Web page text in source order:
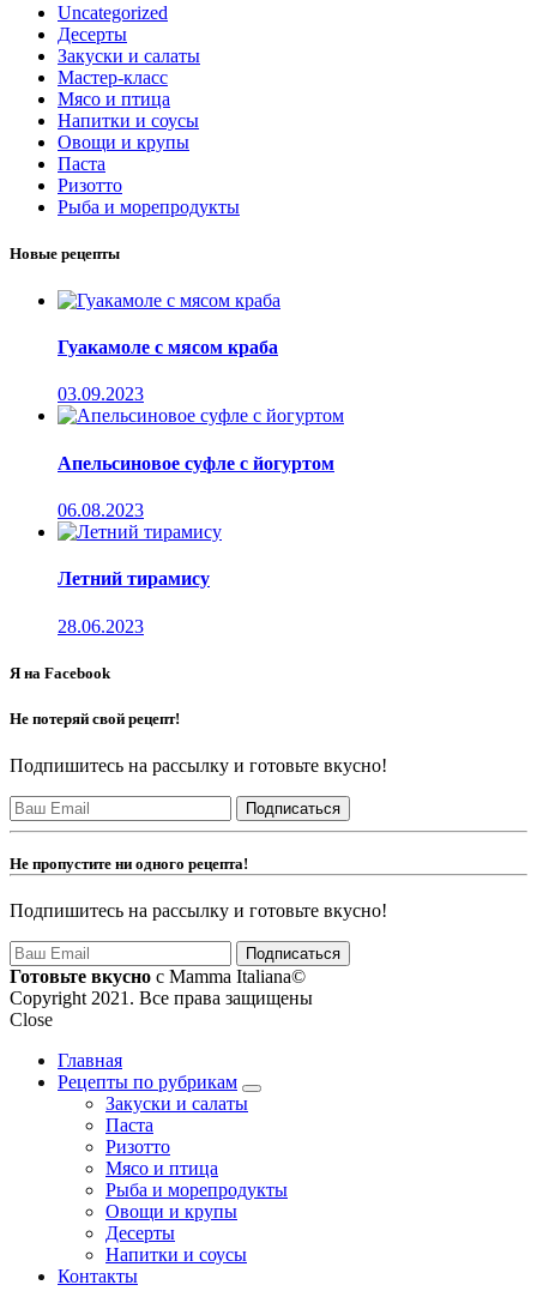
Uncategorized
Десерты
Закуски и салаты
Мастер-класс
Мясо и птица
Напитки и соусы
Овощи и крупы
Паста
Ризотто
Рыба и морепродукты
Новые рецепты
Гуакамоле с мясом краба
03.09.2023
Апельсиновое суфле с йогуртом
06.08.2023
Летний тирамису
28.06.2023
Я на Facebook
Не потеряй свой рецепт!
Подпишитесь на рассылку и готовьте вкусно!
Не пропустите ни одного рецепта!
Подпишитесь на рассылку и готовьте вкусно!
Готовьте вкусно с Mamma Italiana©
Copyright 2021. Все права защищены
Close
Главная
Рецепты по рубрикам
expand
Закуски и салаты
Паста
Ризотто
Мясо и птица
Рыба и морепродукты
Овощи и крупы
Десерты
Напитки и соусы
Контакты